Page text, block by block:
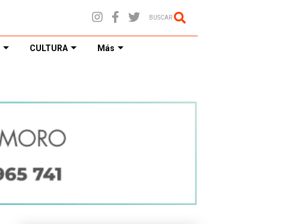
BUSCAR
CULTURA Más